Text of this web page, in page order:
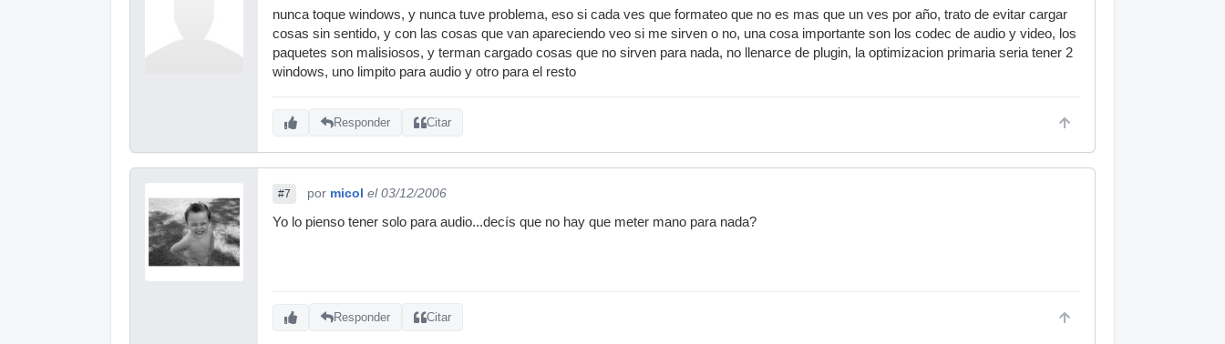
nunca toque windows, y nunca tuve problema, eso si cada ves que formateo que no es mas que un ves por año, trato de evitar cargar
cosas sin sentido, y con las cosas que van apareciendo veo si me sirven o no, una cosa importante son los codec de audio y video, los
paquetes son malisiosos, y terman cargado cosas que no sirven para nada, no llenarce de plugin, la optimizacion primaria seria tener 2
windows, uno limpito para audio y otro para el resto
Responder Citar
#7 por micol el 03/12/2006
Yo lo pienso tener solo para audio...decís que no hay que meter mano para nada?
Responder Citar